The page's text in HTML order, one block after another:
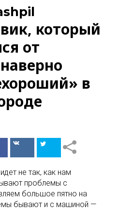
который
от
в
ПоделитьсяПоделиться
не так, как нам
проблемы с
большое пятно на
бывают и с машиной —